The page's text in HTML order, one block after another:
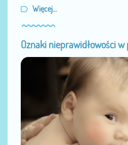
Więcej...
Oznaki nieprawidłowości